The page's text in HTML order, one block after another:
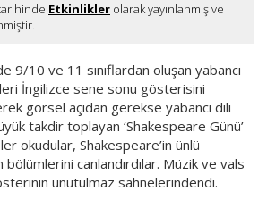
Etkinlikler olarak yayınlanmış ve
9/10 ve 11 sınıflardan oluşan yabancı
İngilizce sene sonu gösterisini
görsel açıdan gerekse yabancı dili
takdir toplayan ‘Shakespeare Günü’
okudular, Shakespeare’in ünlü
bölümlerini canlandırdılar. Müzik ve vals
unutulmaz sahnelerindendi.